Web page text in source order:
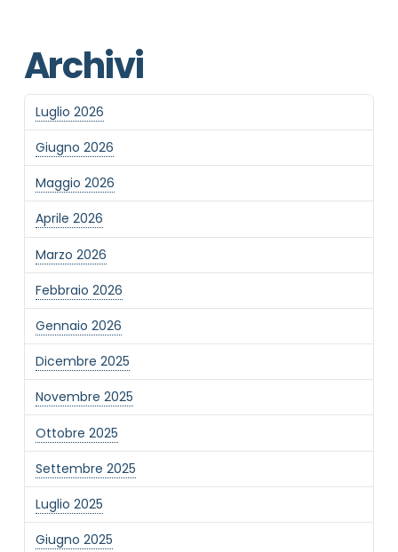
Archivi
Luglio 2026
Giugno 2026
Maggio 2026
Aprile 2026
Marzo 2026
Febbraio 2026
Gennaio 2026
Dicembre 2025
Novembre 2025
Ottobre 2025
Settembre 2025
Luglio 2025
Giugno 2025
NOME STRUTTURA*